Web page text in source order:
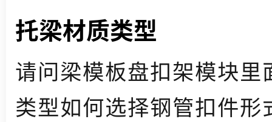
托梁材质类型
请问梁模板盘扣架模块
类型如何选择钢管扣件形